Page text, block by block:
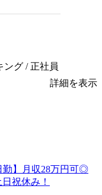
ング / 正社員
詳細を表示